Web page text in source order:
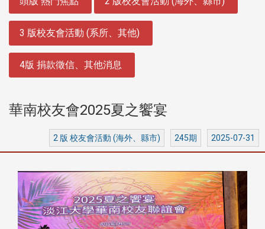
3 版校友會活動 (系所、其他)
4版 捐款徵信、其他消息
華南校友會2025夏之饗宴
2 版 校友會活動 (海外、縣市) 245期 2025-07-31